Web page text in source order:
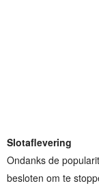
Slotaflevering
Ondanks de
besloten om te